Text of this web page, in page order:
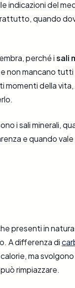
indicazioni del
quando
perché isali
non mancano
momenti della
i sali minerali,
e quando
presenti in
A differenza di
ma
rimpiazzare.